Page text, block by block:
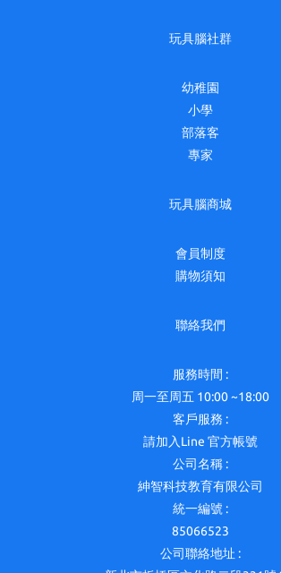
玩具腦社群
幼稚園
小學
部落客
專家
玩具腦商城
會員制度
購物須知
聯絡我們
服務時間 :
周一至周五 10:00 ~18:00
客戶服務 :
請加入Line 官方帳號
公司名稱 :
紳智科技教育有限公司
統一編號 :
85066523
公司聯絡地址 :